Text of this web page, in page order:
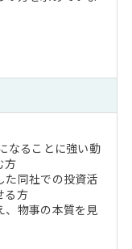
なることに強い動
方
た同社での投資活
る方
、物事の本質を見